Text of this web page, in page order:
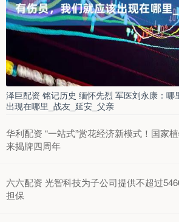
泽巨配资 铭记历史 缅怀先烈 军医刘永康：哪
出现在哪里_战友_延安_父亲
华利配资 “一站式”赏花经济新模式！国家
来揭牌四周年
六六配资 光智科技为子公司提供不超过
担保